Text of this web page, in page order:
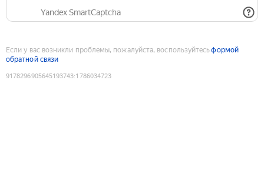
Yandex SmartCaptcha
Если у вас возникли проблемы, пожалуйста, воспользуйтесьформой
обратной связи
9178296905645193743:1786034723